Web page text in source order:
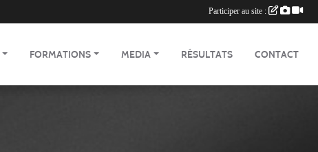
FORMATIONS MEDIA RÉSULTATS CONTACT
Participer au site :